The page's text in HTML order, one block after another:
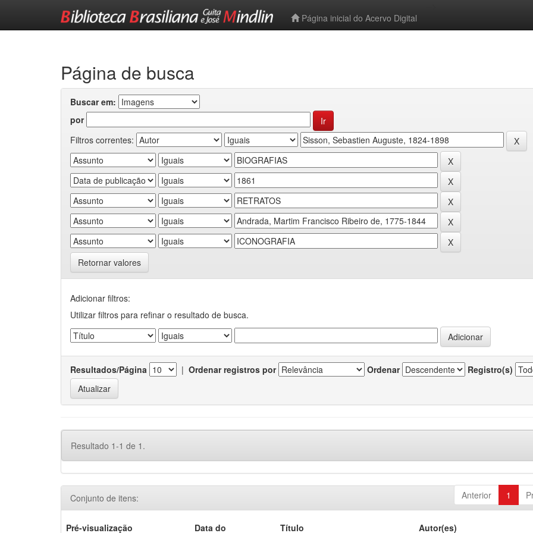
Página inicial do Acervo Digital
Página de busca
Buscar em:
por
Filtros correntes:
Retornar valores
Adicionar filtros:
Utilizar filtros para refinar o resultado de busca.
Resultados/Página | Ordenar registros por Ordenar Registro(s)
Resultado 1-1 de 1.
Anterior 1
Conjunto de itens:
Pré-visualização Data do Título Autor(es)